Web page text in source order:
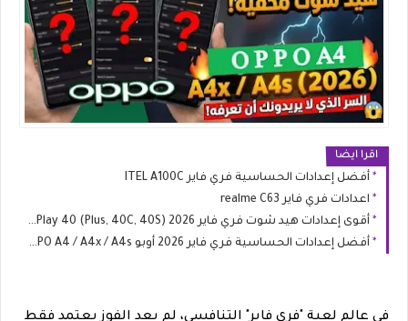
اقرا ايضا
أفضل إعدادات الحساسية فري فاير ITEL A100C
اعدادات فري فاير realme C63
أقوى إعدادات هيد شوت فري فاير 2026 HONOR Play 40 (Plus, 40C, 40S)
أفضل إعدادات الحساسية فري فاير 2026 أوبو OPPO A4 / A4x / A4s
في عالم لعبة "فري فاير" التنافسي، لم يعد الفوز يعتمد فقط